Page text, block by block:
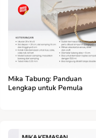
Mika Tabung: Panduan
Lengkap untuk Pemula